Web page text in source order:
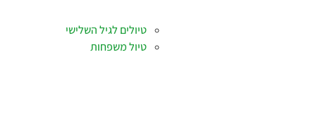
טיולים לגיל השלישי
טיול משפחות